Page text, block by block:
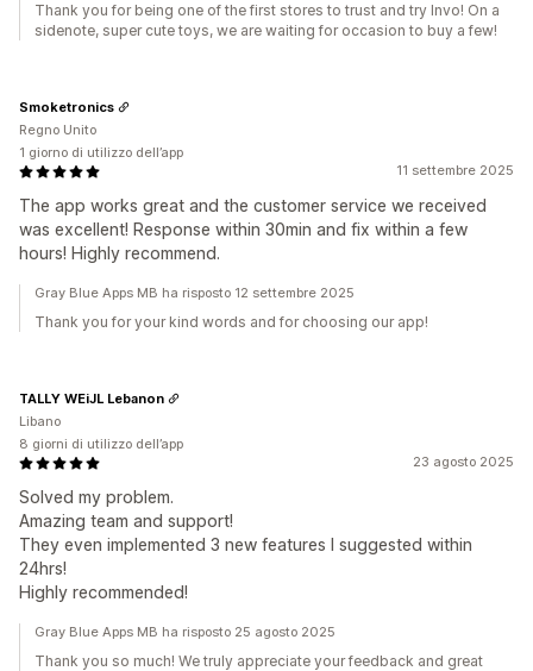
Thank you for being one of the first stores to trust and try Invo! On a
sidenote, super cute toys, we are waiting for occasion to buy a few!
11 settembre 2025
The app works great and the customer service we received
was excellent! Response within 30min and fix within a few
hours! Highly recommend.
Smoketronics
Regno Unito
1 giorno di utilizzo dell’app
Gray Blue Apps MB ha risposto 12 settembre 2025
Thank you for your kind words and for choosing our app!
23 agosto 2025
Solved my problem.
Amazing team and support!
They even implemented 3 new features I suggested within
24hrs!
Highly recommended!
TALLY WEiJL Lebanon
Libano
8 giorni di utilizzo dell’app
Gray Blue Apps MB ha risposto 25 agosto 2025
Thank you so much! We truly appreciate your feedback and great